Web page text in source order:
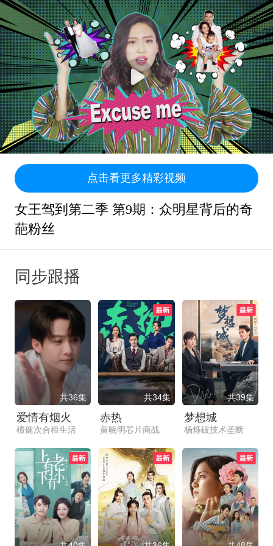
点击看更多精彩视频
女王驾到第二季 第9期：众明星背后的奇
葩粉丝
同步跟播
共36集
爱情有烟火
檀健次合租生活
共34集
赤热
黄晓明芯片商战
共39集
梦想城
杨烁破技术垄断